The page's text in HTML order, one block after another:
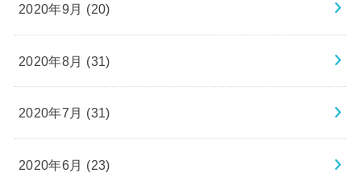
2020年9月 (20)
2020年8月 (31)
2020年7月 (31)
2020年6月 (23)